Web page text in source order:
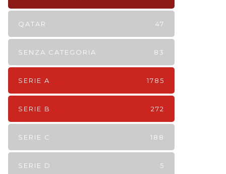
QATAR 47
SENZA CATEGORIA 83
SERIE A 1785
SERIE B 272
SERIE C 188
SERIE D 5